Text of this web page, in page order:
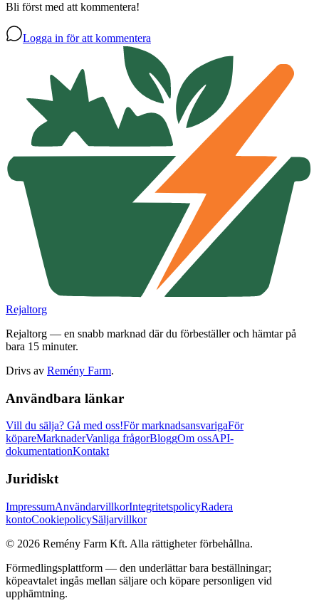
Bli först med att kommentera!
Logga in för att kommentera
Rejaltorg
Rejaltorg — en snabb marknad där du förbeställer och hämtar på
bara 15 minuter.
Drivs av Remény Farm.
Användbara länkar
Vill du sälja? Gå med oss!För marknadsansvarigaFör
köpareMarknaderVanliga frågorBloggOm ossAPI-
dokumentationKontakt
Juridiskt
ImpressumAnvändarvillkorIntegritetspolicyRadera
kontoCookiepolicySäljarvillkor
© 2026 Remény Farm Kft. Alla rättigheter förbehållna.
Förmedlingsplattform — den underlättar bara beställningar;
köpeavtalet ingås mellan säljare och köpare personligen vid
upphämtning.